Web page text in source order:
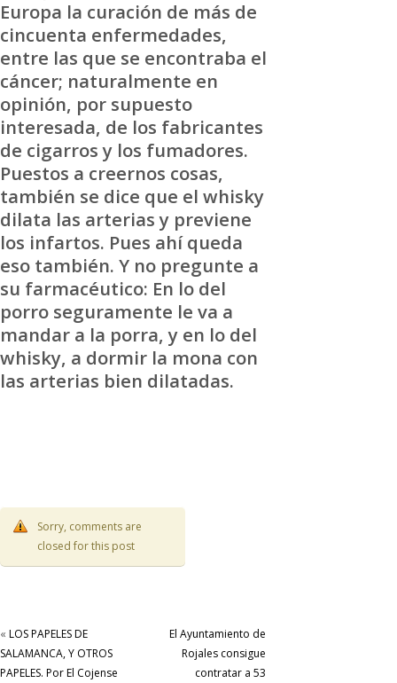
Europa la curación de más de
cincuenta enfermedades,
entre las que se encontraba el
cáncer; naturalmente en
opinión, por supuesto
interesada, de los fabricantes
de cigarros y los fumadores.
Puestos a creernos cosas,
también se dice que el whisky
dilata las arterias y previene
los infartos. Pues ahí queda
eso también. Y no pregunte a
su farmacéutico: En lo del
porro seguramente le va a
mandar a la porra, y en lo del
whisky, a dormir la mona con
las arterias bien dilatadas.
Sorry, comments are
closed for this post
« LOS PAPELES DE
SALAMANCA, Y OTROS
PAPELES. Por El Cojense
El Ayuntamiento de
Rojales consigue
contratar a 53